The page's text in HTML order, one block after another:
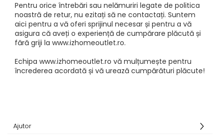
Pentru orice întrebări sau nelămuriri legate de politica
noastră de retur, nu ezitați să ne contactați. Suntem
aici pentru a vă oferi sprijinul necesar și pentru a vă
asigura că aveți o experiență de cumpărare plăcută și
fără griji la www.izhomeoutlet.ro.
Echipa www.izhomeoutlet.ro vă mulțumește pentru
încrederea acordată și vă urează cumpărături plăcute!
Ajutor